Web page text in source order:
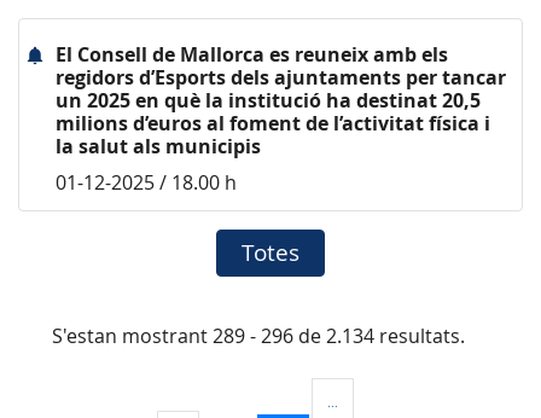
El Consell de Mallorca es reuneix amb els
regidors d’Esports dels ajuntaments per tancar
un 2025 en què la institució ha destinat 20,5
milions d’euros al foment de l’activitat física i
la salut als municipis
01-12-2025 / 18.00 h
Totes
S'estan mostrant 289 - 296 de 2.134 resultats.
Pàgines intermèdies Utilitzeu